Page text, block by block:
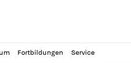
Fortbildungen Service